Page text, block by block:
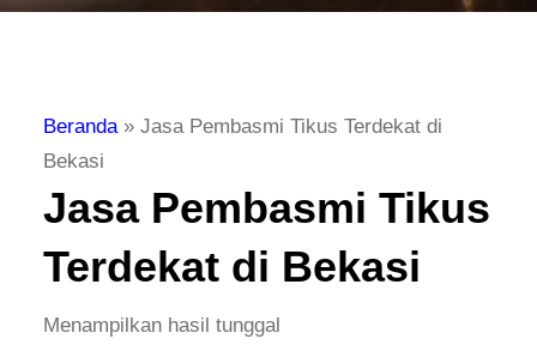
Beranda» Jasa Pembasmi Tikus Terdekat di
Bekasi
Jasa Pembasmi Tikus
Terdekat di Bekasi
Menampilkan hasil tunggal